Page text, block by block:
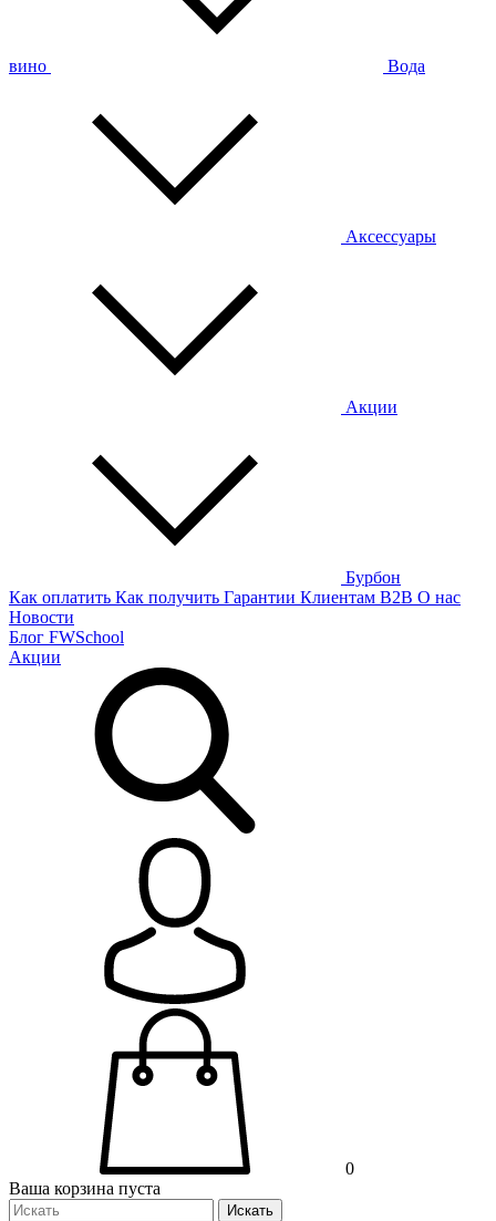
вино Вода
Аксессуары
Акции
Бурбон
Как оплатить Как получить Гарантии Клиентам B2B О нас
Новости
Блог FWSchool
Акции
0
Ваша корзина пуста
Искать